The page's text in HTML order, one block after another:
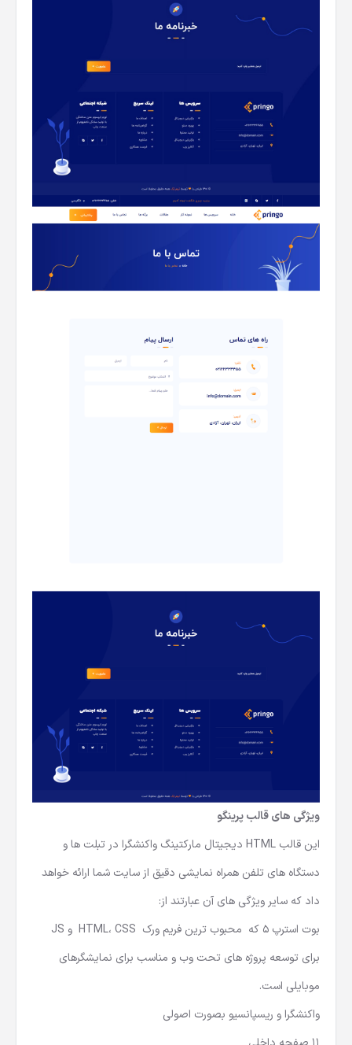
ویژگی هایقالب پرینگو
این قالب HTML دیجیتال مارکتینگ
واکنشگرا در تبلت ها و
دستگاه های تلفن همراه نمایشی دقیق از سایت شما ارائه خواهد
داد که سایر ویژگی های آن عبارتند از:
بوت استرپ 5 که محبوب ترین فریم ورک HTML، CSS و JS
برای توسعه پروژه های تحت وب و مناسب برای نمایشگرهای
موبایلی است.
واکنشگرا و ریسپانسیو بصورت اصولی